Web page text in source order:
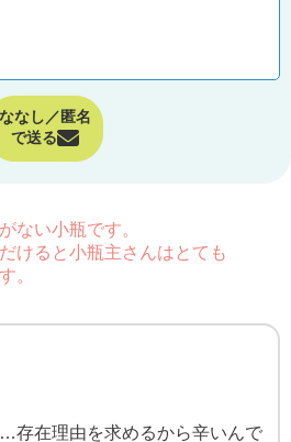
ななし／匿名
で送る
ない小瓶です。
けると小瓶主さんはとても
。
存在理由を求めるから辛いんで